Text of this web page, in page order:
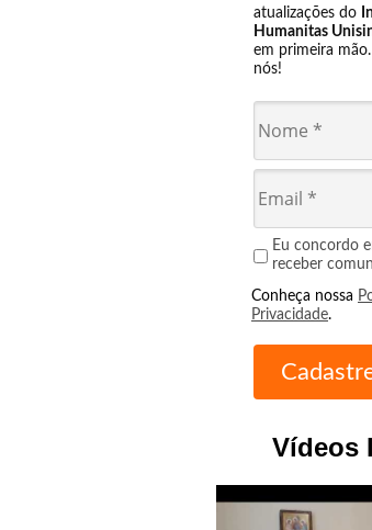
atualizações do
Humanitas
em primeira
nós!
Eu concordo
receber
Conheça nossa
Privacidade.
Vídeos